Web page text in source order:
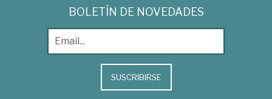
BOLETÍN DE NOVEDADES
SUSCRIBIRSE